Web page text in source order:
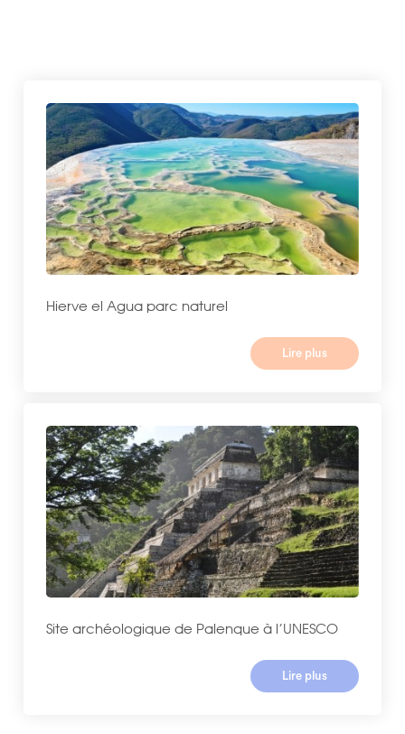
Hierve el Agua parc naturel
Lire plus
Site archéologique de Palenque à l’UNESCO
Lire plus